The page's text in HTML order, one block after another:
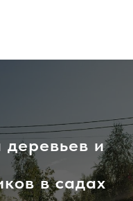
деревьев и
в садах